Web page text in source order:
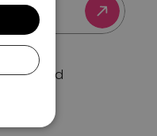
reserved
AG